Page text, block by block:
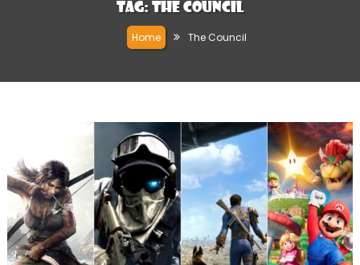
Tag: The Council
Home The Council